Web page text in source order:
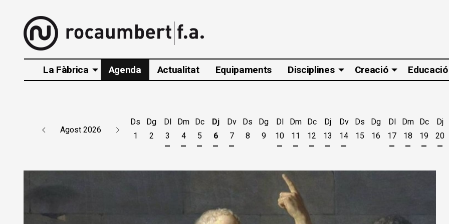
La Fàbrica Agenda Actualitat Equipaments Disciplines Creació Educació
Agost 2026
Ds
1
Dg
2
Dl
3
Dilluns 3 d'agost
Dm
4
Dimarts 4 d'agost
Dc
5
Dimecres 5 d'agost
Dj
6
Dijous 6 d'agost
Dv
7
Divendres 7 d'agost
Ds
8
Dg
9
Dl
10
Dilluns 10 d'agost
Dm
11
Dimarts 11 d'agost
Dc
12
Dimecres 12 d'agost
Dj
13
Dijous 13 d'agost
Dv
14
Divendres 14 d'agost
Ds
15
Dg
16
Dl
17
Dilluns 17
Dm
18
Dimarts 18
Dc
19
Dj
20